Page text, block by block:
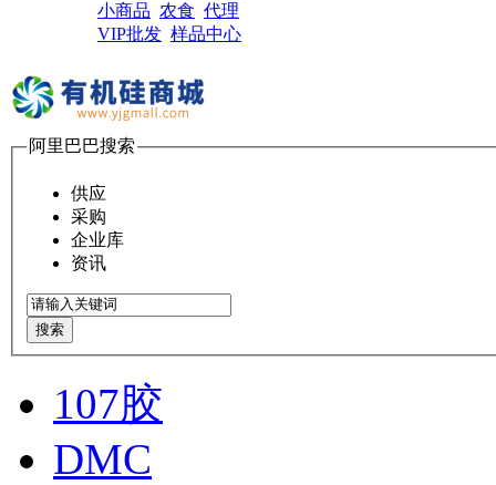
小商品 农食 代理
VIP批发 样品中心
阿里巴巴搜索
供应
采购
企业库
资讯
搜索
107胶
DMC